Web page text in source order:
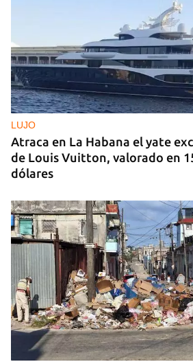
LUJO
Atraca en La Habana el yate
de Louis Vuitton, valorado en
dólares